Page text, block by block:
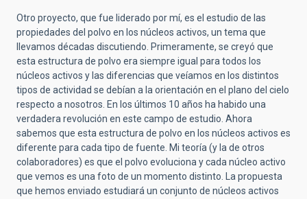
Otro proyecto, que fue liderado por mí, es el estudio de las
propiedades del polvo en los núcleos activos, un tema que
llevamos décadas discutiendo. Primeramente, se creyó que
esta estructura de polvo era siempre igual para todos los
núcleos activos y las diferencias que veíamos en los distintos
tipos de actividad se debían a la orientación en el plano del cielo
respecto a nosotros. En los últimos 10 años ha habido una
verdadera revolución en este campo de estudio. Ahora
sabemos que esta estructura de polvo en los núcleos activos es
diferente para cada tipo de fuente. Mi teoría (y la de otros
colaboradores) es que el polvo evoluciona y cada núcleo activo
que vemos es una foto de un momento distinto. La propuesta
que hemos enviado estudiará un conjunto de núcleos activos